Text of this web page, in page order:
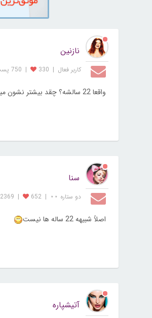
نازنین
کاربر فعال |
330
| 750 پست
واقعا 22 سالشه؟ چقد بیشتر نشون میده ولی خوشگله
سنا
دو ستاره ⋆⋆ |
652
| 2369 پست
اصلاً شبیهه 22 ساله ها نیست
آتیشپاره